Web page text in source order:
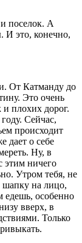
поселок. А
И это, конечно,
От Катманду до
Это очень
и плохих дорог.
Сейчас,
происходит
дает о себе
Ну, в
этим ничего
Утром тебя, не
шапку на лицо,
едешь, особенно
вверх, в
Только